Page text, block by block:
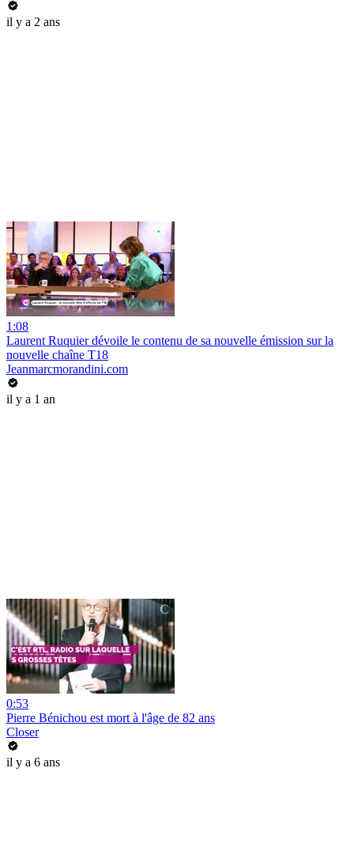
il y a 2 ans
1:08
Laurent Ruquier dévoile le contenu de sa nouvelle émission sur la
nouvelle chaîne T18
Jeanmarcmorandini.com
il y a 1 an
0:53
Pierre Bénichou est mort à l'âge de 82 ans
Closer
il y a 6 ans